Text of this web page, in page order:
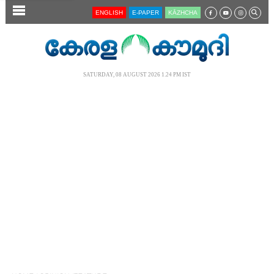
SECTIONS ENGLISH E-PAPER KĀZHCHA
SATURDAY, 08 AUGUST 2026 1.24 PM IST